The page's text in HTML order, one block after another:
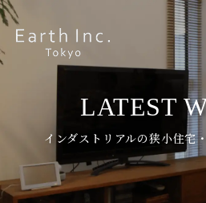
LATEST
インダストリアルの狭小住宅